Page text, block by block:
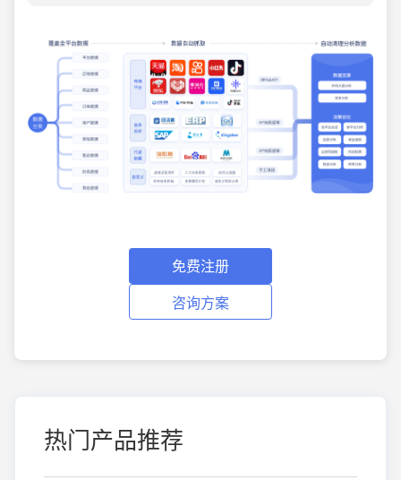
免费注册
咨询方案
热门产品推荐